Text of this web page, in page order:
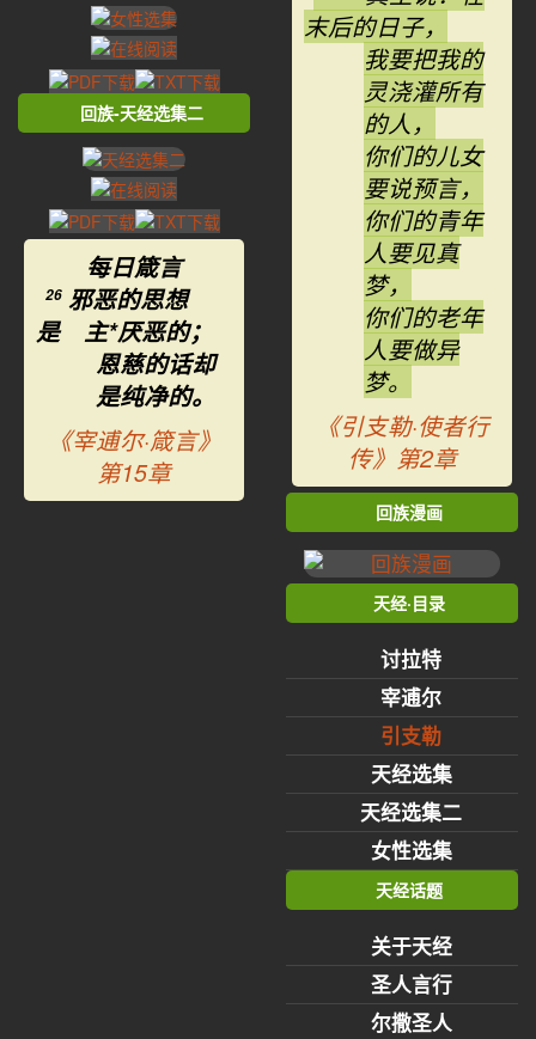
回族-天经选集二
每日箴言
26 邪恶的思想
是 主*厌恶的；
恩慈的话却
是纯净的。
《宰逋尔·箴言》
第15章
末后的日子，
我要把我的
灵浇灌所有
的人，
你们的儿女
要说预言，
你们的青年
人要见真
梦，
你们的老年
人要做异
梦。
《引支勒·使者行
传》第2章
回族漫画
天经·目录
讨拉特
宰逋尔
引支勒
天经选集
天经选集二
女性选集
天经话题
关于天经
圣人言行
尔撒圣人